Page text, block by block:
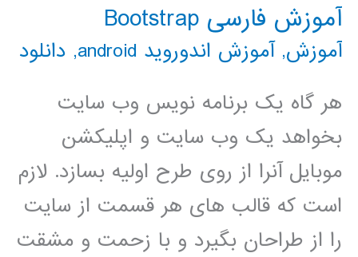
آموزش فارسی Bootstrap
آموزش,آموزش اندوروید android , دانلود
هر گاه یک برنامه نویس وب سایت
بخواهد یک وب سایت و اپلیکشن
موبایل آنرا از روی طرح اولیه بسازد. لازم
است که قالب های هر قسمت از سایت
را از طراحان بگیرد و با زحمت و مشقت